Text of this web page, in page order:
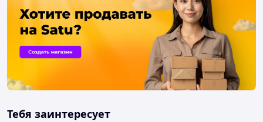
Тебя заинтересует